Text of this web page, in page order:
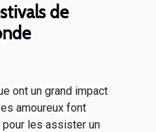
de
ont un grand impact
amoureux font
les assister un